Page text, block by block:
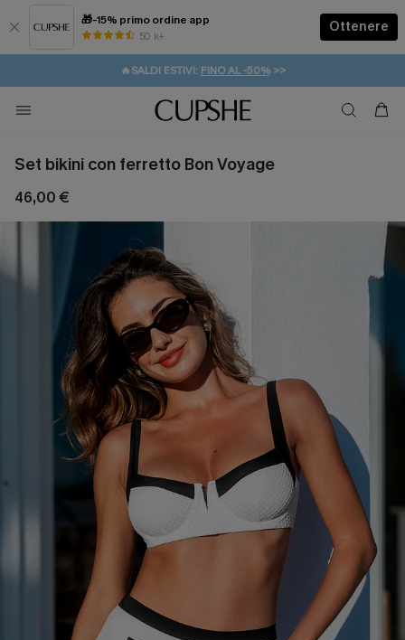
🎁-15% primo ordine app
50 k+
Ottenere
⚡️-15% SUGLI ESSENZIALI DA VACANZA | ACQUISTA
🔥SALDI ESTIVI: FINO AL -50%>>
🚚SPEDIZIONE GRATUITA DA 49€
💌REGALO PER I NUOVI: 20% DI SCONTO*
Set bikini con ferretto Bon Voyage
46,00 €